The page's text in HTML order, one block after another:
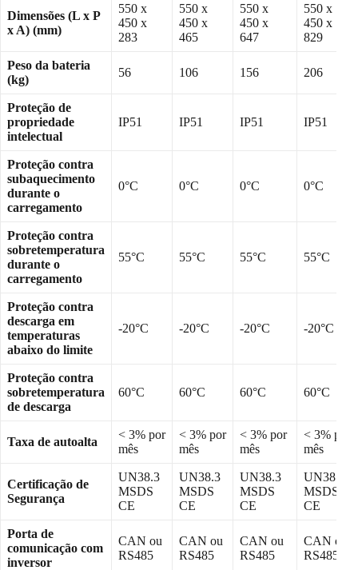
Dimensões (L x P
x A) (mm)
550 x
450 x
283
550 x
450 x
465
550 x
450 x
647
550 x
450 x
829
Peso da bateria
(kg)
56 106 156 206
Proteção de
propriedade
intelectual
IP51 IP51 IP51 IP51
Proteção contra
subaquecimento
durante o
carregamento
0°C 0°C 0°C 0°C
Proteção contra
sobretemperatura
durante o
carregamento
55°C 55°C 55°C 55°C
Proteção contra
descarga em
temperaturas
abaixo do limite
-20°C -20°C -20°C -20°C
Proteção contra
sobretemperatura
de descarga
60°C 60°C 60°C 60°C
Taxa de autoalta
< 3% por
mês
< 3% por
mês
< 3% por
mês
< 3% por
mês
Certificação de
Segurança
UN38.3
MSDS
CE
UN38.3
MSDS
CE
UN38.3
MSDS
CE
UN38.3
MSDS
CE
Porta de
comunicação com
inversor
CAN ou
RS485
CAN ou
RS485
CAN ou
RS485
CAN ou
RS485